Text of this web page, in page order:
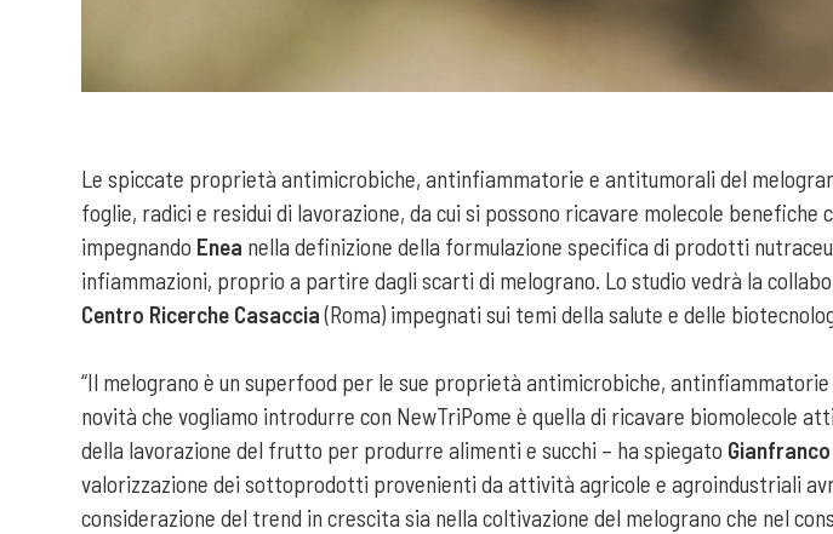
Le spiccate proprietà antimicrobiche, antinfiammatorie e antitumorali del
foglie, radici e residui di lavorazione, da cui si possono ricavare molecole
impegnando Enea nella definizione della formulazione specifica di prodotti
infiammazioni, proprio a partire dagli scarti di melograno. Lo studio vedrà la
Centro Ricerche Casaccia(Roma) impegnati sui temi della salute e delle
“Il melograno è un superfood per le sue proprietà antimicrobiche,
novità che vogliamo introdurre con NewTriPome è quella di ricavare biomolecole
della lavorazione del frutto per produrre alimenti e succhi – ha spiegato
valorizzazione dei sottoprodotti provenienti da attività agricole e agroindustriali
considerazione del trend in crescita sia nella coltivazione del melograno che nel